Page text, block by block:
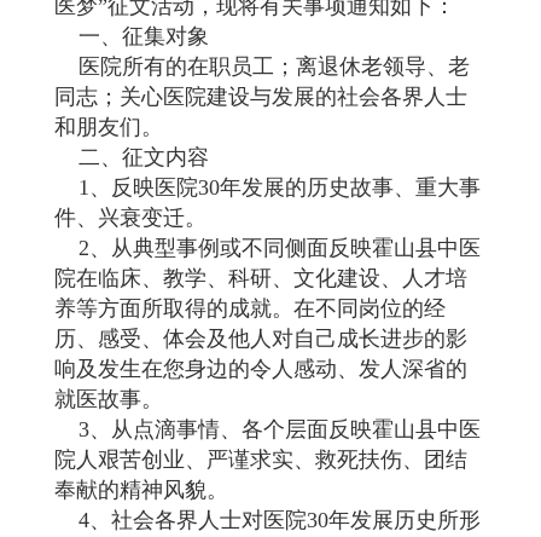
医梦”征文活动，现将有关事项通知如下：
一、征集对象
医院所有的在职员工；离退休老领导、老
同志；关心医院建设与发展的社会各界人士
和朋友们。
二、征文内容
1、反映医院30年发展的历史故事、重大事
件、兴衰变迁。
2、从典型事例或不同侧面反映霍山县中医
院在临床、教学、科研、文化建设、人才培
养等方面所取得的成就。在不同岗位的经
历、感受、体会及他人对自己成长进步的影
响及发生在您身边的令人感动、发人深省的
就医故事。
3、从点滴事情、各个层面反映霍山县中医
院人艰苦创业、严谨求实、救死扶伤、团结
奉献的精神风貌。
4、社会各界人士对医院30年发展历史所形